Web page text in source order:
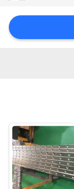
행
리
연
락